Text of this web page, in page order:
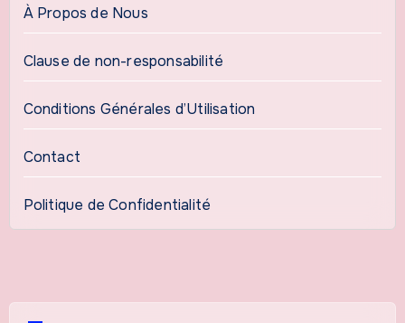
À Propos de Nous
Clause de non-responsabilité
Conditions Générales d’Utilisation
Contact
Politique de Confidentialité